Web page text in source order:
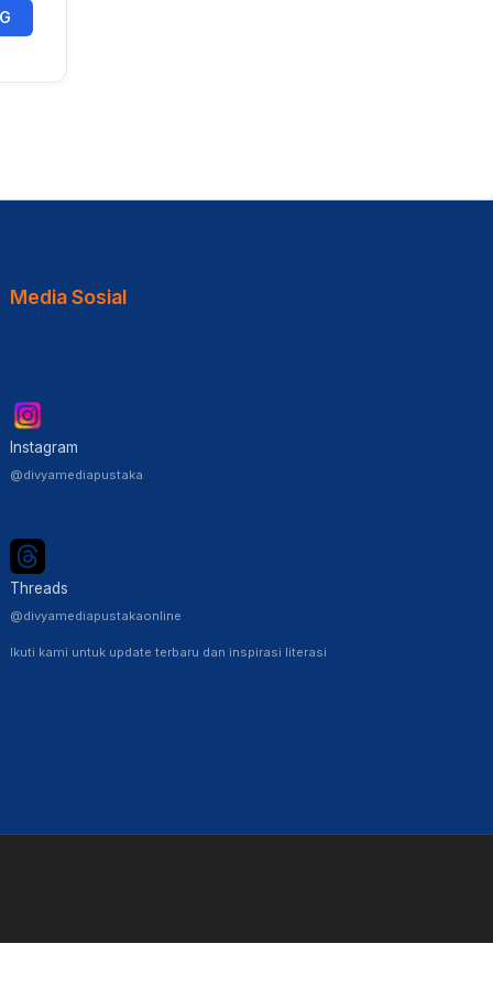
Media Sosial
Instagram
@divyamediapustaka
Threads
@divyamediapustakaonline
Ikuti kami untuk update terbaru dan inspirasi literasi